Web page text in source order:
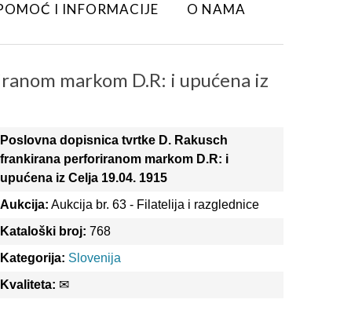
I INFORMACIJE
O NAMA
markom D.R: i upućena iz
Poslovna dopisnica tvrtke D. Rakusch
frankirana perforiranom markom D.R: i
upućena iz Celja 19.04. 1915
Aukcija: Aukcija br. 63 - Filatelija i razglednice
Kataloški broj: 768
Kategorija: Slovenija
Kvaliteta: ✉